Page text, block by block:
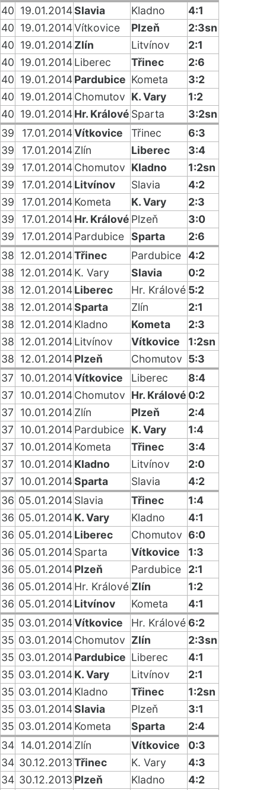
40 19.01.2014Slavia Kladno
4:1
40 19.01.2014Vítkovice Plzeň
2:3sn
40 19.01.2014Zlín Litvínov
2:1
40 19.01.2014Liberec Třinec
2:6
40 19.01.2014Pardubice Kometa
3:2
40 19.01.2014Chomutov K. Vary
1:2
40 19.01.2014Hr. Králové Sparta
3:2sn
39
17.01.2014Vítkovice Třinec
6:3
39
17.01.2014Zlín Liberec
3:4
39
17.01.2014Chomutov Kladno
1:2sn
39
17.01.2014Litvínov Slavia
4:2
39
17.01.2014Kometa K. Vary
2:3
39
17.01.2014Hr. Králové Plzeň
3:0
39
17.01.2014Pardubice Sparta
2:6
38 12.01.2014Třinec Pardubice 4:2
38 12.01.2014K. Vary Slavia
0:2
38 12.01.2014Liberec Hr. Králové 5:2
38 12.01.2014Sparta Zlín
2:1
38 12.01.2014Kladno Kometa
2:3
38 12.01.2014Litvínov Vítkovice
1:2sn
38 12.01.2014Plzeň Chomutov 5:3
37
10.01.2014Vítkovice Liberec
8:4
37
10.01.2014Chomutov Hr. Králové 0:2
37
10.01.2014Zlín Plzeň
2:4
37
10.01.2014Pardubice K. Vary
1:4
37
10.01.2014Kometa Třinec
3:4
37
10.01.2014Kladno Litvínov
2:0
37
10.01.2014Sparta Slavia
4:2
36 05.01.2014Slavia Třinec
1:4
36 05.01.2014K. Vary Kladno
4:1
36 05.01.2014Liberec Chomutov 6:0
36 05.01.2014Sparta Vítkovice
1:3
36 05.01.2014Plzeň Pardubice
2:1
36 05.01.2014Hr. Králové Zlín
1:2
36 05.01.2014Litvínov Kometa
4:1
35 03.01.2014Vítkovice Hr. Králové6:2
35 03.01.2014Chomutov Zlín
2:3sn
35 03.01.2014Pardubice Liberec
4:1
35 03.01.2014K. Vary Litvínov
2:1
35 03.01.2014Kladno Třinec
1:2sn
35 03.01.2014Slavia Plzeň
3:1
35 03.01.2014Kometa Sparta
2:4
34 14.01.2014Zlín Vítkovice
0:3
34 30.12.2013Třinec K. Vary
4:3
34 30.12.2013 Plzeň Kladno
4:2